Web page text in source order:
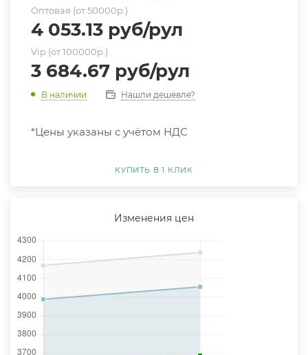
Оптовая (от 50000р.)
4 053.13 руб/рул
Vip (от 100000р.)
3 684.67 руб/рул
В наличии Нашли дешевле?
*Цены указаны с учётом НДС
КУПИТЬ В 1 КЛИК
Изменения цен